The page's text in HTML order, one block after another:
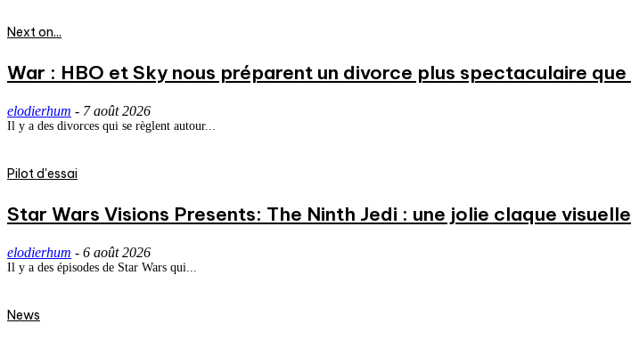
Next on...
War : HBO et Sky nous préparent un divorce plus spectaculaire que
elodierhum - 7 août 2026
Il y a des divorces qui se règlent autour...
Pilot d'essai
Star Wars Visions Presents: The Ninth Jedi : une jolie claque
elodierhum - 6 août 2026
Il y a des épisodes de Star Wars qui...
News